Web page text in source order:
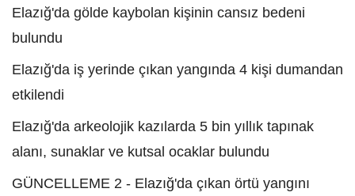
Elazığ'da gölde kaybolan kişinin cansız bedeni
bulundu
Elazığ'da iş yerinde çıkan yangında 4 kişi dumandan
etkilendi
Elazığ'da arkeolojik kazılarda 5 bin yıllık tapınak
alanı, sunaklar ve kutsal ocaklar bulundu
GÜNCELLEME 2 - Elazığ'da çıkan örtü yangını